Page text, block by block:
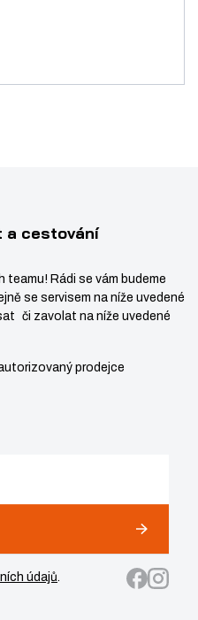
a cestování
teamu! Rádi se vám budeme
se servisem na níže uvedené
či zavolat na níže uvedené
prodejce
údajů.